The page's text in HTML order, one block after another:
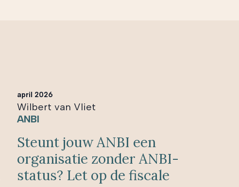
april 2026
Wilbert van Vliet
ANBI
Steunt jouw ANBI een
organisatie zonder ANBI-
status? Let op de fiscale